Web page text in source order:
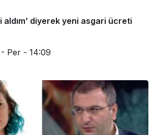
aldım’ diyerek yeni asgari ücreti
Per - 14:09